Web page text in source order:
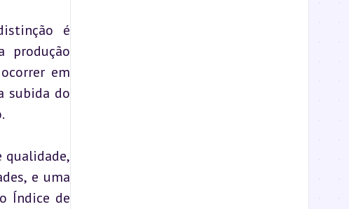
é
produção
em
subida do
qualidade,
e uma
Índice de